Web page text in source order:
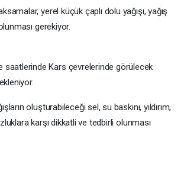
yerel küçük çaplı dolu yağışı, yağış
gerekiyor.
saatlerinde Kars çevrelerinde görülecek
oluşturabileceği sel, su baskını, yıldırım,
karşı dikkatli ve tedbirli olunması